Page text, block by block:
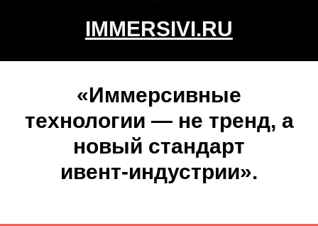
IMMERSIVI.RU
«Иммерсивные
технологии — не тренд, а
новый стандарт
ивент‑индустрии».